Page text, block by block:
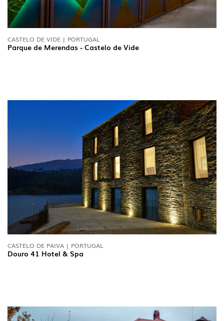
CASTELO DE VIDE | PORTUGAL
Parque de Merendas - Castelo de Vide
CASTELO DE PAIVA | PORTUGAL
Douro 41 Hotel & Spa